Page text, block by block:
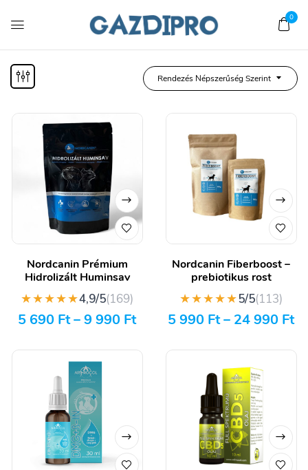
0
Rendezés Népszerűség Szerint
Nordcanin Prémium
Hidrolizált Huminsav
★★★★★4,9/5(169)
5 690 Ft–9 990 Ft
Nordcanin Fiberboost –
prebiotikus rost
★★★★★5/5(113)
5 990 Ft– 24 990 Ft